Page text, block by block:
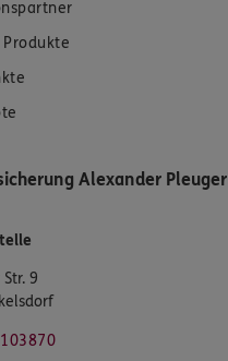
Produkte
Alexander Pleuger
9